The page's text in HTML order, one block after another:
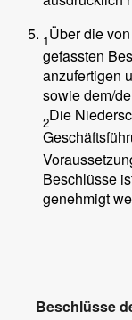
1Über die
gefassten
anzufertigen
sowie dem/
2Die
Beschlüsse
genehmigt
Beschlüsse